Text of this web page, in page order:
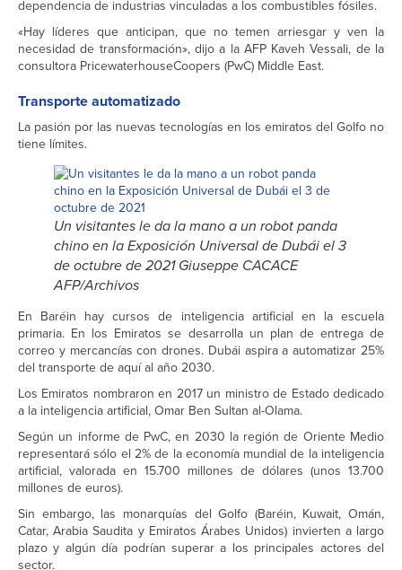
dependencia de industrias vinculadas a los combustibles fósiles.
«Hay líderes que anticipan, que no temen arriesgar y ven la
necesidad de transformación», dijo a la AFP Kaveh Vessali, de la
consultora PricewaterhouseCoopers (PwC) Middle East.
Transporte automatizado
La pasión por las nuevas tecnologías en los emiratos del Golfo no
tiene límites.
Un visitantes le da la mano a un robot panda
chino en la Exposición Universal de Dubái el 3
de octubre de 2021 Giuseppe CACACE
AFP/Archivos
En Baréin hay cursos de inteligencia artificial en la escuela
primaria. En los Emiratos se desarrolla un plan de entrega de
correo y mercancías con drones. Dubái aspira a automatizar 25%
del transporte de aquí al año 2030.
Los Emiratos nombraron en 2017 un ministro de Estado dedicado
a la inteligencia artificial, Omar Ben Sultan al-Olama.
Según un informe de PwC, en 2030 la región de Oriente Medio
representará sólo el 2% de la economía mundial de la inteligencia
artificial, valorada en 15.700 millones de dólares (unos 13.700
millones de euros).
Sin embargo, las monarquías del Golfo (Baréin, Kuwait, Omán,
Catar, Arabia Saudita y Emiratos Árabes Unidos) invierten a largo
plazo y algún día podrían superar a los principales actores del
sector.